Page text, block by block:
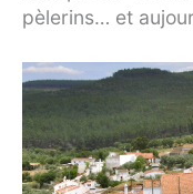
pèlerins… et